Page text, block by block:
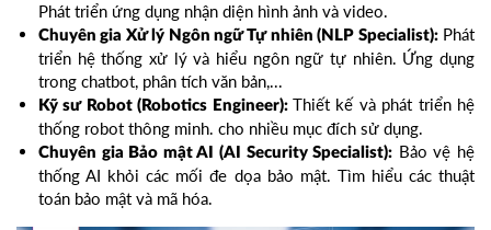
Phát triển ứng dụng nhận diện hình ảnh và video.
Chuyên gia Xử lý Ngôn ngữ Tự nhiên (NLP Specialist):Phát
triển hệ thống xử lý và hiểu ngôn ngữ tự nhiên. Ứng dụng
trong chatbot, phân tích văn bản,...
Kỹ sư Robot (Robotics Engineer): Thiết kế và phát triển hệ
thống robot thông minh. cho nhiều mục đích sử dụng.
Chuyên gia Bảo mật AI (AI Security Specialist): Bảo vệ hệ
thống AI khỏi các mối đe dọa bảo mật. Tìm hiểu các thuật
toán bảo mật và mã hóa.